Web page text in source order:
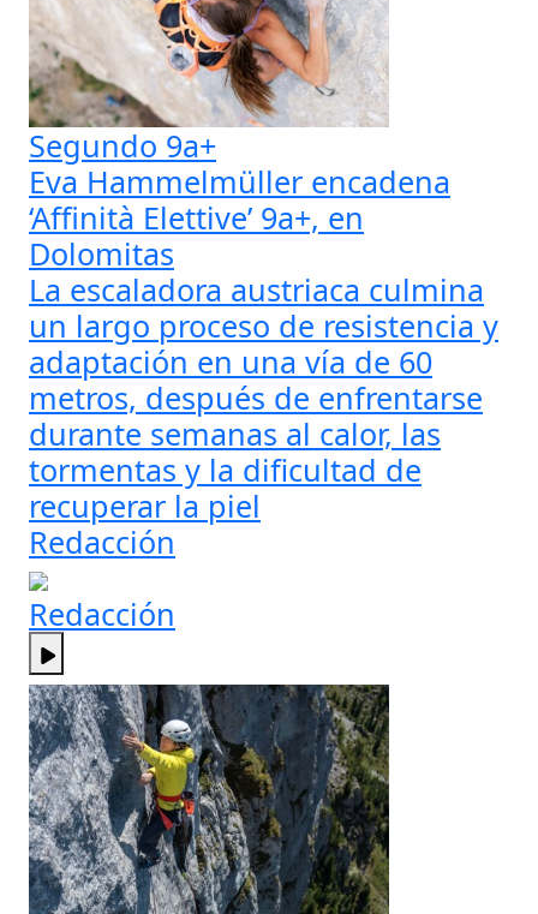
Segundo 9a+
Eva Hammelmüller encadena
‘Affinità Elettive’ 9a+, en
Dolomitas
La escaladora austriaca culmina
un largo proceso de resistencia y
adaptación en una vía de 60
metros, después de enfrentarse
durante semanas al calor, las
tormentas y la dificultad de
recuperar la piel
Redacción
Redacción